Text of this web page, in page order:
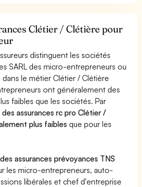
Clétier / Clétière pour
distinguent les sociétés
SARL des micro-entrepreneurs ou
le métier Clétier / Clétière
ont généralement des
faibles que les sociétés. Par
des assurances rc pro Clétier /
plus faibles que pour les
assurances prévoyances TNS
les micro-entrepreneurs, auto-
libérales et chef d'entreprise